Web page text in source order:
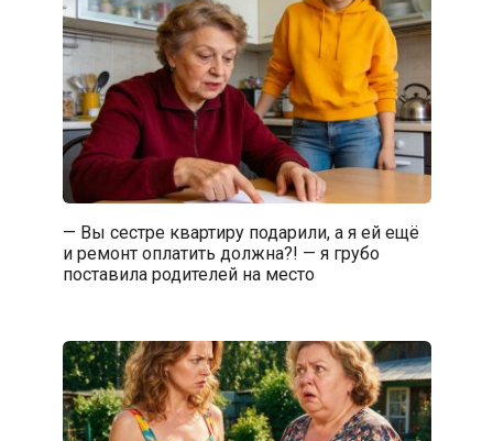
— Вы сестре квартиру подарили, а я ей ещё
и ремонт оплатить должна?! — я грубо
поставила родителей на место